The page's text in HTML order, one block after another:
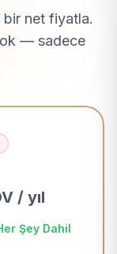
bir net fiyatla.
— sadece
/ yıl
Şey Dahil